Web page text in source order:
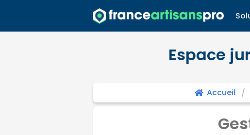
Espace
Accueil